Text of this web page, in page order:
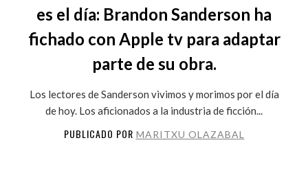
es el día: Brandon Sanderson ha
fichado con Apple tv para adaptar
parte de su obra.
Los lectores de Sanderson vivimos y morimos por el día
de hoy. Los aficionados a la industria de ficción...
PUBLICADO POR MARITXU OLAZABAL